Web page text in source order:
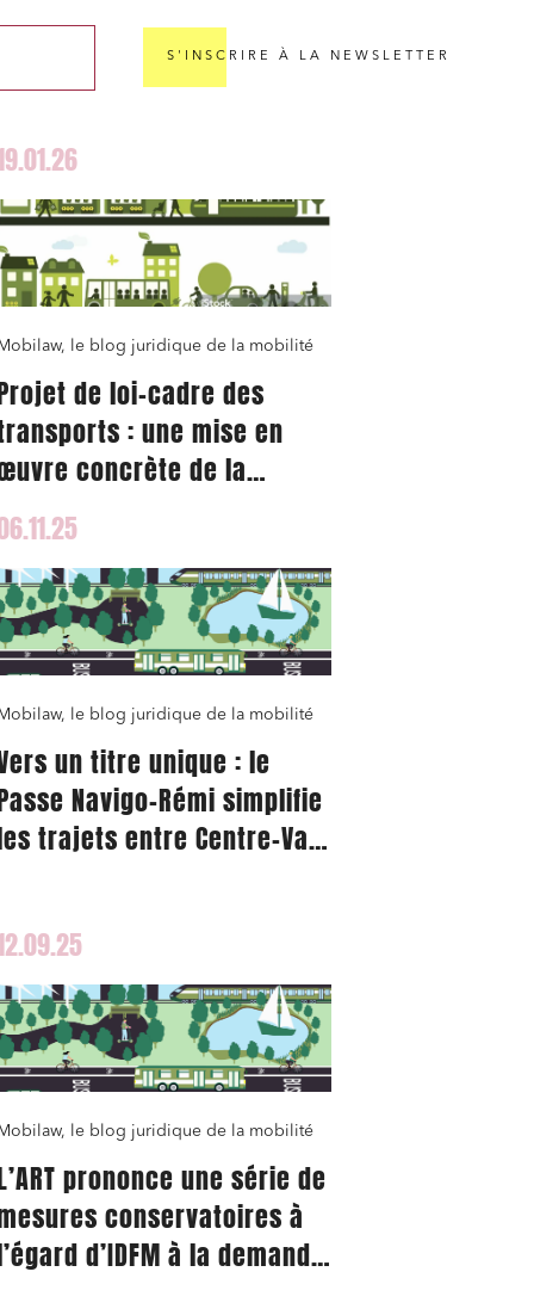
S'INSCRIRE À LA NEWSLETTER
Mobilaw, le blog juridique de la mobilité
de loi-cadre des
: une mise en
concrète de la
conférence Ambition France
Mobilaw, le blog juridique de la mobilité
un titre unique : le
Navigo-Rémi simplifie
trajets entre Centre-Val
Mobilaw, le blog juridique de la mobilité
prononce une série de
conservatoires à
d’IDFM à la demande